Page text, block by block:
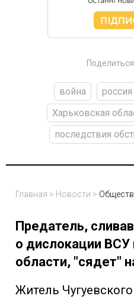
Поделиться
война россия
Харьковская
последствия
Главная > Новости >
Предатель,
о дислокации ВСУ
области, "сядет"
Житель